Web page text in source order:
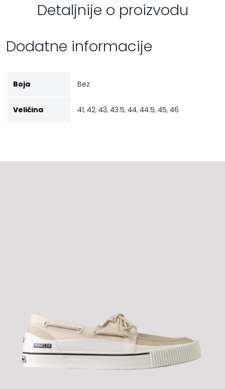
Detaljnije o proizvodu
Dodatne informacije
Boja Bez
Veličina 41, 42, 43, 43.5, 44, 44.5, 45, 46